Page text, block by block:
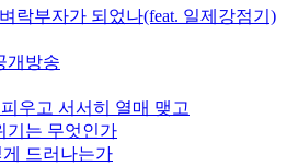
락부자가 되었나(feat. 일제강점기)
개방송
우고 서서히 열매 맺고
기는 무엇인가
드러나는가